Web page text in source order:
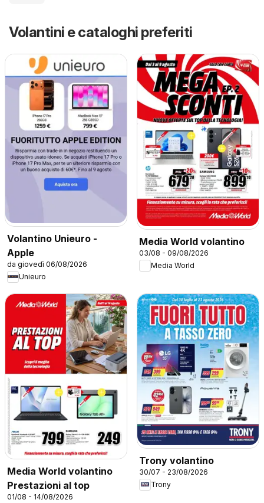
Volantini e cataloghi preferiti
Volantino Unieuro -
Apple
da giovedì 06/08/2026
Unieuro
Media World volantino
03/08 - 09/08/2026
Media World
Media World volantino
Prestazioni al top
01/08 - 14/08/2026
Trony volantino
30/07 - 23/08/2026
Trony